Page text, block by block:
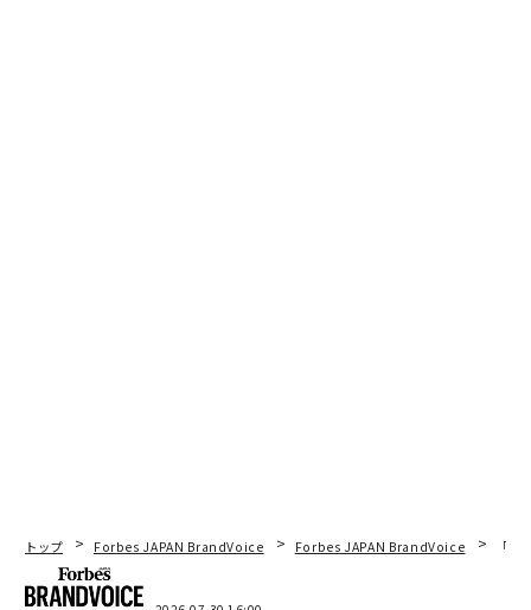
トップ Forbes JAPAN BrandVoice Forbes JAPAN BrandVoice 「